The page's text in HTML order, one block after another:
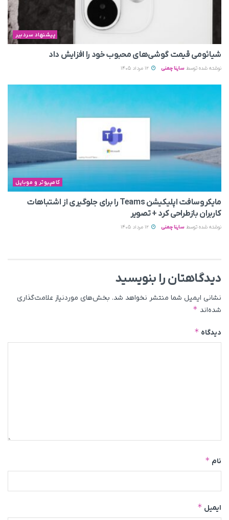
پیشنهاد سردبیر
شیائومی قیمت گوشی‌های محبوب خود را افزایش داد
نوشته شده توسط ساینا چمنی
کامپیوتر و موبایل
مایکروسافت اپلیکیشن Teams را برای جلوگیری از اشتباهات
کاربران بازطراحی کرد + تصویر
نوشته شده توسط ساینا چمنی
دیدگاهتان را بنویسید
نشانی ایمیل شما منتشر نخواهد شد. بخش‌های موردنیاز علامت‌گذاری
شده‌اند *
دیدگاه *
نام *
ایمیل *